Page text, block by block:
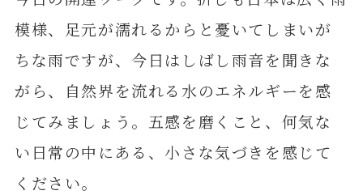
模様、足元が濡れるからと憂いてしまいが
ちな雨ですが、今日はしばし雨音を聞きな
がら、自然界を流れる水のエネルギーを感
じてみましょう。五感を磨くこと、何気な
い日常の中にある、小さな気づきを感じて
ください。